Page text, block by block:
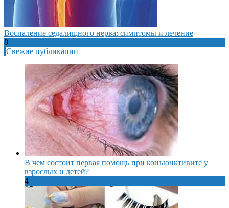
Воспаление седалищного нерва: симптомы и лечение
8
Свежие публикации
В чем состоит первая помощь при конъюнктивите у
взрослых и детей?
4